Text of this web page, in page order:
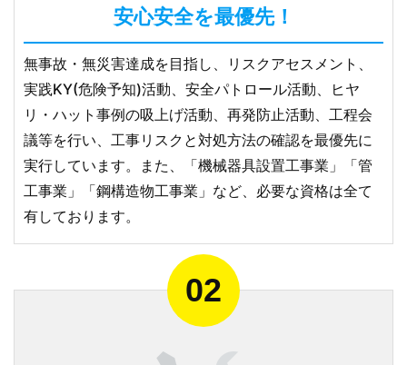
安心安全を最優先！
無事故・無災害達成を目指し、リスクアセスメント、
実践KY(危険予知)活動、安全パトロール活動、ヒヤ
リ・ハット事例の吸上げ活動、再発防止活動、工程会
議等を行い、工事リスクと対処方法の確認を最優先に
実行しています。また、「機械器具設置工事業」「管
工事業」「鋼構造物工事業」など、必要な資格は全て
有しております。